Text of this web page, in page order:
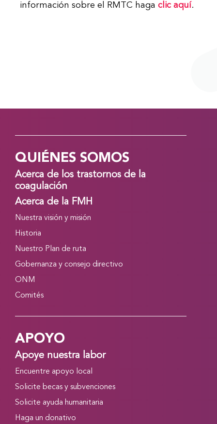
información sobre el RMTC hagaclic aquí.
QUIÉNES SOMOS
Acerca de los trastornos de la
coagulación
Acerca de la FMH
Nuestra visión y misión
Historia
Nuestro Plan de ruta
Gobernanza y consejo directivo
ONM
Comités
APOYO
Apoye nuestra labor
Encuentre apoyo local
Solicite becas y subvenciones
Solicite ayuda humanitaria
Haga un donativo